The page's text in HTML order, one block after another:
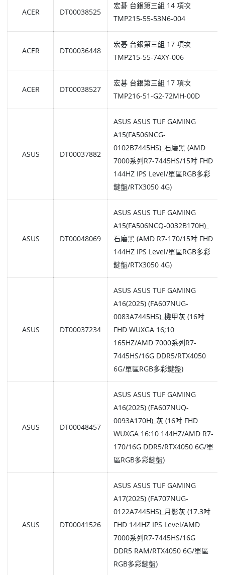
ACER DT00038525
宏碁 台銀第三組 14 項次
TMP215-55-53N6-004
ACER DT00036448
宏碁 台銀第三組 17 項次
TMP215-55-74XY-006
ACER DT00038527
宏碁 台銀第三組 17 項次
TMP216-51-G2-72MH-00D
ASUS DT00037882
ASUS ASUS TUF GAMING
A15(FA506NCG-
0102B7445HS)_石磨黑 (AMD
7000系列R7-7445HS/15吋 FHD
144HZ IPS Level/單區RGB多彩
鍵盤/RTX3050 4G)
ASUS DT00048069
ASUS ASUS TUF GAMING
A15(FA506NCQ-0032B170H)_
石磨黑 (AMD R7-170/15吋 FHD
144HZ IPS Level/單區RGB多彩
鍵盤/RTX3050 4G)
ASUS DT00037234
ASUS ASUS TUF GAMING
A16(2025) (FA607NUG-
0083A7445HS)_機甲灰 (16吋
FHD WUXGA 16;10
165HZ/AMD 7000系列R7-
7445HS/16G DDR5/RTX4050
6G/單區RGB多彩鍵盤)
ASUS DT00048457
ASUS ASUS TUF GAMING
A16(2025) (FA607NUQ-
0093A170H)_灰 (16吋 FHD
WUXGA 16:10 144HZ/AMD R7-
170/16G DDR5/RTX4050 6G/單
區RGB多彩鍵盤)
ASUS DT00041526
ASUS ASUS TUF GAMING
A17(2025) (FA707NUG-
0122A7445HS)_月影灰 (17.3吋
FHD 144HZ IPS Level/AMD
7000系列R7-7445HS/16G
DDR5 RAM/RTX4050 6G/單區
RGB多彩鍵盤)